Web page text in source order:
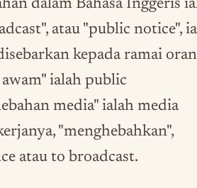
dalam Bahasa Inggeris
atau "public notice",
kepada ramai
ialah public
media" ialah media
"menghebahkan",
atau to broadcast.